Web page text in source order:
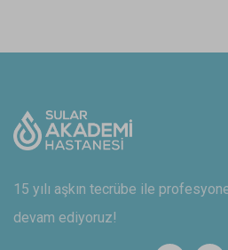
15 yılı aşkın tecrübe ile
devam ediyoruz!